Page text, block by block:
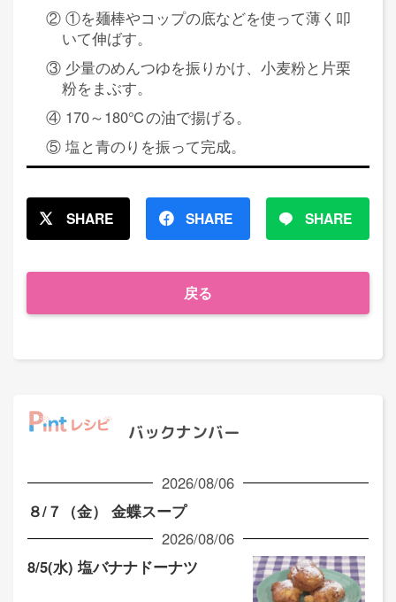
② ①を麺棒やコップの底などを使って薄く叩
いて伸ばす。
③ 少量のめんつゆを振りかけ、小麦粉と片栗
粉をまぶす。
④ 170～180℃の油で揚げる。
⑤ 塩と青のりを振って完成。
SHARE SHARE SHARE
戻る
バックナンバー
2026/08/06
８/７（金） 金蝶スープ
2026/08/06
8/5(水) 塩バナナドーナツ